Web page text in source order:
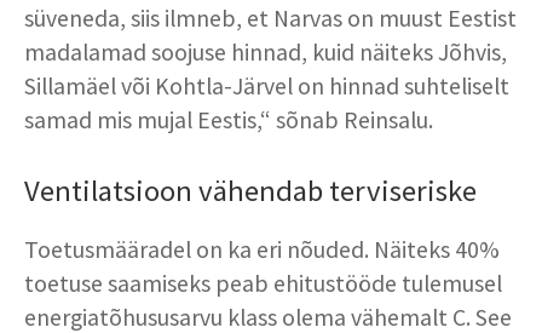
süveneda, siis ilmneb, et Narvas on muust Eestist
madalamad soojuse hinnad, kuid näiteks Jõhvis,
Sillamäel või Kohtla-Järvel on hinnad suhteliselt
samad mis mujal Eestis,“ sõnab Reinsalu.
Ventilatsioon vähendab terviseriske
Toetusmääradel on ka eri nõuded. Näiteks 40%
toetuse saamiseks peab ehitustööde tulemusel
energiatõhususarvu klass olema vähemalt C. See